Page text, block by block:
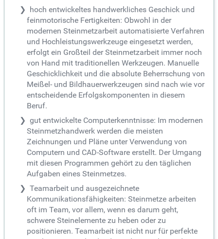
hoch entwickeltes handwerkliches Geschick und
feinmotorische Fertigkeiten: Obwohl in der
modernen Steinmetzarbeit automatisierte Verfahren
und Hochleistungswerkzeuge eingesetzt werden,
erfolgt ein Großteil der Steinmetzarbeit immer noch
von Hand mit traditionellen Werkzeugen. Manuelle
Geschicklichkeit und die absolute Beherrschung von
Meißel- und Bildhauerwerkzeugen sind nach wie vor
entscheidende Erfolgskomponenten in diesem
Beruf.
gut entwickelte Computerkenntnisse: Im modernen
Steinmetzhandwerk werden die meisten
Zeichnungen und Pläne unter Verwendung von
Computern und CAD-Software erstellt. Der Umgang
mit diesen Programmen gehört zu den täglichen
Aufgaben eines Steinmetzes.
Teamarbeit und ausgezeichnete
Kommunikationsfähigkeiten: Steinmetze arbeiten
oft im Team, vor allem, wenn es darum geht,
schwere Steinelemente zu heben oder zu
positionieren. Teamarbeit ist nicht nur für perfekte